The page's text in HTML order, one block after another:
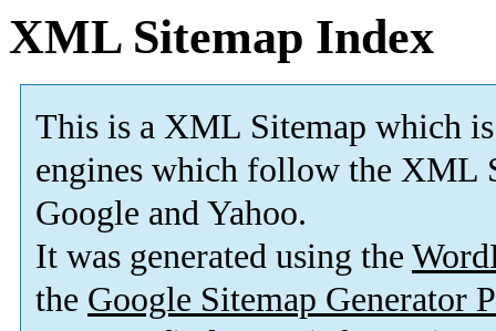
XML Sitemap Index
This is a XML Sitemap which is
engines which follow the XML
Google and Yahoo.
It was generated using the
the Google Sitemap Generator